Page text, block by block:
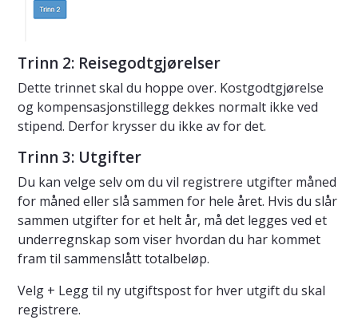
Trinn 2: Reisegodtgjørelser
Dette trinnet skal du hoppe over. Kostgodtgjørelse
og kompensasjonstillegg dekkes normalt ikke ved
stipend. Derfor krysser du ikke av for det.
Trinn 3: Utgifter
Du kan velge selv om du vil registrere utgifter måned
for måned eller slå sammen for hele året. Hvis du slår
sammen utgifter for et helt år, må det legges ved et
underregnskap som viser hvordan du har kommet
fram til sammenslått totalbeløp.
Velg + Legg til ny utgiftspost for hver utgift du skal
registrere.